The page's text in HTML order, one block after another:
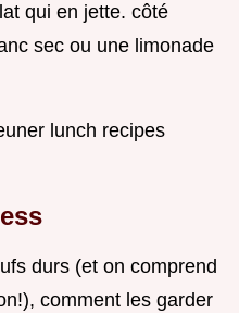
qui en jette. côté
sec ou une limonade
lunch recipes
durs (et on comprend
comment les garder